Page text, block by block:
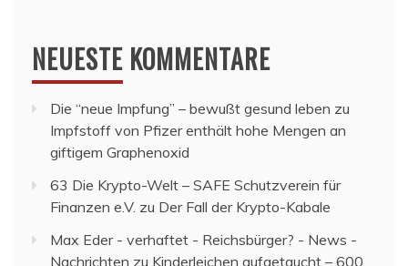
NEUESTE KOMMENTARE
Die “neue Impfung” – bewußt gesund leben zu
Impfstoff von Pfizer enthält hohe Mengen an
giftigem Graphenoxid
63 Die Krypto-Welt – SAFE Schutzverein für
Finanzen e.V. zu Der Fall der Krypto-Kabale
Max Eder - verhaftet - Reichsbürger? - News -
Nachrichten zu Kinderleichen aufgetaucht – 600